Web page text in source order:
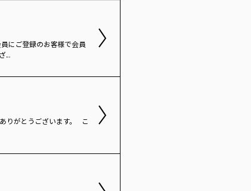
にご登録のお客様で会員
...
りがとうございます。 こ